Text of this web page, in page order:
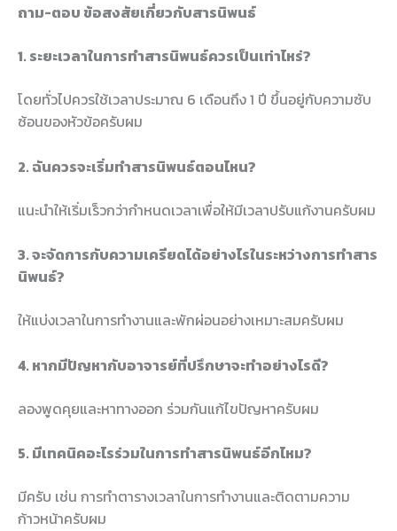
ถาม-ตอบ ข้อสงสัยเกี่ยวกับสารนิพนธ์
1. ระยะเวลาในการทำสารนิพนธ์ควรเป็นเท่าไหร่?
โดยทั่วไปควรใช้เวลาประมาณ 6 เดือนถึง 1 ปี ขึ้นอยู่กับความซับ
ซ้อนของหัวข้อครับผม
2. ฉันควรจะเริ่มทำสารนิพนธ์ตอนไหน?
แนะนำให้เริ่มเร็วกว่ากำหนดเวลาเพื่อให้มีเวลาปรับแก้งานครับผม
3. จะจัดการกับความเครียดได้อย่างไรในระหว่างการทำสาร
นิพนธ์?
ให้แบ่งเวลาในการทำงานและพักผ่อนอย่างเหมาะสมครับผม
4. หากมีปัญหากับอาจารย์ที่ปรึกษาจะทำอย่างไรดี?
ลองพูดคุยและหาทางออก ร่วมกันแก้ไขปัญหาครับผม
5. มีเทคนิคอะไรร่วมในการทำสารนิพนธ์อีกไหม?
มีครับ เช่น การทำตารางเวลาในการทำงานและติดตามความ
ก้าวหน้าครับผม